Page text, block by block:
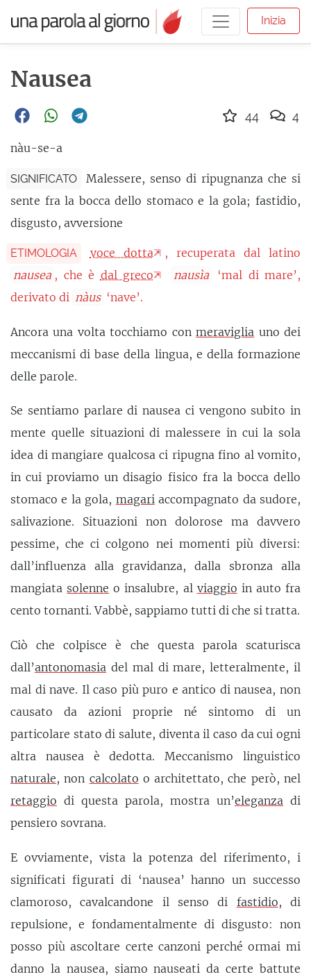
Inizia
Nausea
nàu-se-a
SIGNIFICATO
Malessere, senso di ripugnanza che si
sente fra la bocca dello stomaco e la gola; fastidio,
disgusto, avversione
ETIMOLOGIA voce dotta
, recuperata dal latino
nausea , che è dal greco nausìa
‘mal di mare’,
derivato di nàus ‘nave’.
Ancora una volta tocchiamo conmeraviglia uno dei
meccanismi di base della lingua, e della formazione
delle parole.
Se sentiamo parlare di nausea ci vengono subito in
mente quelle situazioni di malessere in cui la sola
idea di mangiare qualcosa ci ripugna fino al vomito,
in cui proviamo un disagio fisico fra la bocca dello
stomaco e la gola, magariaccompagnato da sudore,
salivazione. Situazioni non dolorose ma davvero
pessime, che ci colgono nei momenti più diversi:
dall’influenza alla gravidanza, dalla sbronza alla
mangiata solenne o insalubre, al viaggio in auto fra
cento tornanti. Vabbè, sappiamo tutti di che si tratta.
Ciò che colpisce è che questa parola scaturisca
dall’antonomasia del mal di mare, letteralmente, il
mal di nave. Il caso più puro e antico di nausea, non
causato da azioni proprie né sintomo di un
particolare stato di salute, diventa il caso da cui ogni
altra nausea è dedotta. Meccanismo linguistico
naturale, non calcolato o architettato, che però, nel
retaggio di questa parola, mostra un’eleganza di
pensiero sovrana.
E ovviamente, vista la potenza del riferimento, i
significati figurati di ‘nausea’ hanno un successo
clamoroso, cavalcandone il senso di fastidio, di
repulsione, e fondamentalmente di disgusto: non
posso più ascoltare certe canzoni perché ormai mi
danno la nausea, siamo nauseati da certe battute
44 4